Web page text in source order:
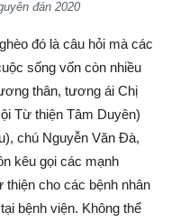
đán 2020
đó là câu hỏi mà các
sống vốn còn nhiều
thân, tương ái Chị
Từ thiện Tâm Duyên)
chú Nguyễn Văn Đà,
kêu gọi các mạnh
thiện cho các bệnh nhân
bệnh viện. Không thể